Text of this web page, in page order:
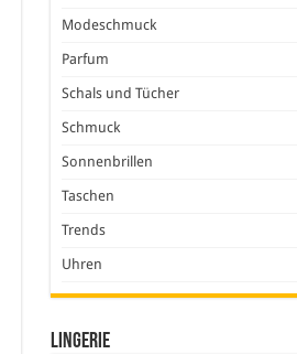
Modeschmuck
Parfum
Schals und Tücher
Schmuck
Sonnenbrillen
Taschen
Trends
Uhren
Lingerie